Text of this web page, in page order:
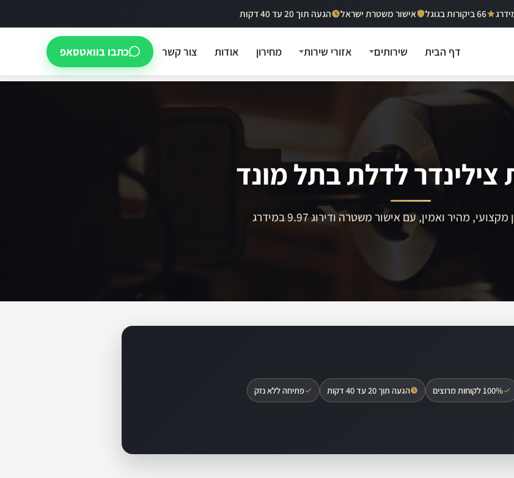
66 ביקורות בגוגל אישור משטרת ישראל הגעה תוך 20 עד 40 דקות
דף הבית שירותים אזורי שירות מחירון אודות צור קשר כתבו בוואטסאפ
לדלת בתל מונד
מהיר ואמין, עם אישור משטרה ודירוג 9.97 במידרג
100% לקוחות מרוצים הגעה תוך 20 עד 40 דקות פתיחה ללא נזק